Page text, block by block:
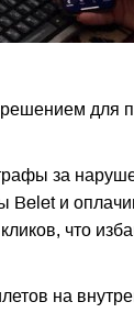
для
за
и
что
на